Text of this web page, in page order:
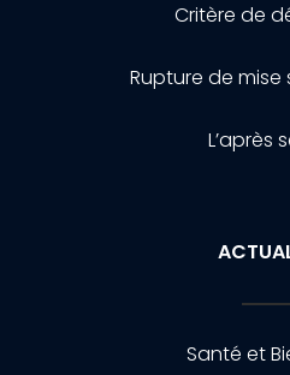
Critère de
Rupture de mise
L’après
Santé et